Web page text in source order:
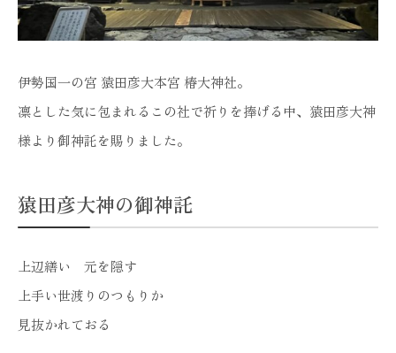
伊勢国一の宮 猿田彦大本宮 椿大神社。
凛とした気に包まれるこの社で祈りを捧げる中、猿田彦大神
様より御神託を賜りました。
猿田彦大神の御神託
上辺繕い 元を隠す
上手い世渡りのつもりか
見抜かれておる